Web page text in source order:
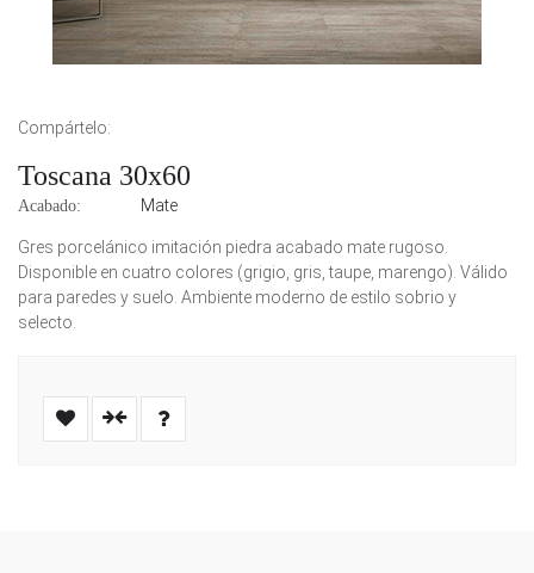
Compártelo:
Toscana 30x60
Acabado: Mate
Gres porcelánico imitación piedra acabado mate rugoso.
Disponible en cuatro colores (grigio, gris, taupe, marengo). Válido
para paredes y suelo. Ambiente moderno de estilo sobrio y
selecto.